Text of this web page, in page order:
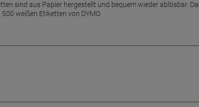
sind aus Papier hergestellt und bequem wieder ablösbar.
weißen Etiketten von DYMO.